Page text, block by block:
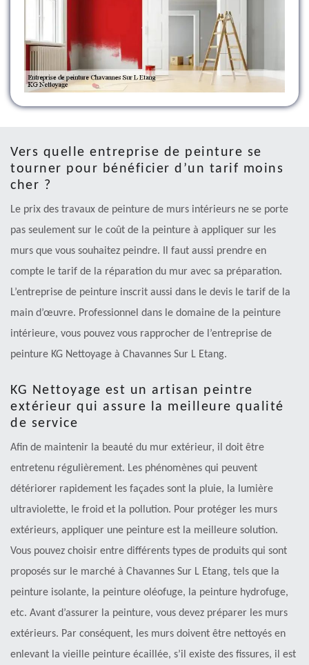
Vers quelle entreprise de peinture se
tourner pour bénéficier d’un tarif moins
cher ?
Le prix des travaux de peinture de murs intérieurs ne se porte
pas seulement sur le coût de la peinture à appliquer sur les
murs que vous souhaitez peindre. Il faut aussi prendre en
compte le tarif de la réparation du mur avec sa préparation.
L’entreprise de peinture inscrit aussi dans le devis le tarif de la
main d’œuvre. Professionnel dans le domaine de la peinture
intérieure, vous pouvez vous rapprocher de l’entreprise de
peinture KG Nettoyage à Chavannes Sur L Etang.
KG Nettoyage est un artisan peintre
extérieur qui assure la meilleure qualité
de service
Afin de maintenir la beauté du mur extérieur, il doit être
entretenu régulièrement. Les phénomènes qui peuvent
détériorer rapidement les façades sont la pluie, la lumière
ultraviolette, le froid et la pollution. Pour protéger les murs
extérieurs, appliquer une peinture est la meilleure solution.
Vous pouvez choisir entre différents types de produits qui sont
proposés sur le marché à Chavannes Sur L Etang, tels que la
peinture isolante, la peinture oléofuge, la peinture hydrofuge,
etc. Avant d’assurer la peinture, vous devez préparer les murs
extérieurs. Par conséquent, les murs doivent être nettoyés en
enlevant la vieille peinture écaillée, s’il existe des fissures, il est